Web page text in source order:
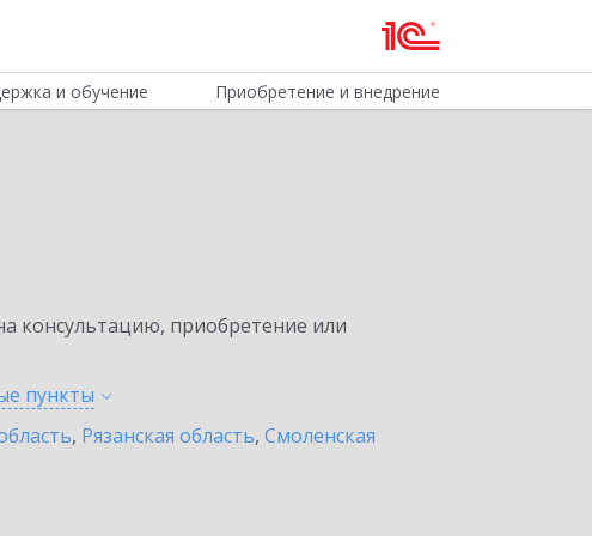
и обучение Приобретение и внедрение
консультацию, приобретение или
пункты
, Рязанская область, Смоленская